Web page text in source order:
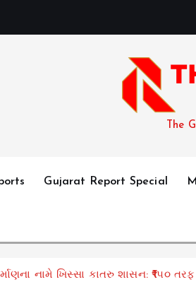
The
Gujarat Report Special
નામે ખિસ્સા કાતરુ શાસન: ₹૧૫૦ તરફ